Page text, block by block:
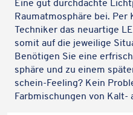
Eine gut durch­dachte
Raum­at­mo­sphäre bei.
Tech­ni­ker das neuar­tige
somit auf die jewei­lige
Benö­ti­gen Sie eine
sphäre und zu einem
schein-Feeling? Kein
Farb­mi­schun­gen von Kalt-